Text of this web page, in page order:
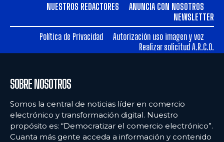
NUESTROS REDACTORES
ANUNCIA CON NOSOTROS
NEWSLETTER
Política de Privacidad
Autorización uso imagen y voz
Realizar solicitud A.R.C.O.
SOBRE NOSOTROS
Somos la central de noticias líder en comercio
electrónico y transformación digital. Nuestro
propósito es: “Democratizar el comercio electrónico”.
Cuanta más gente acceda a información y contenido